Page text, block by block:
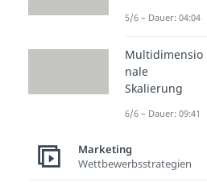
5/6 – Dauer: 04:04
Multidimensio
nale
Skalierung
6/6 – Dauer: 09:41
Marketing
Wettbewerbsstrategien